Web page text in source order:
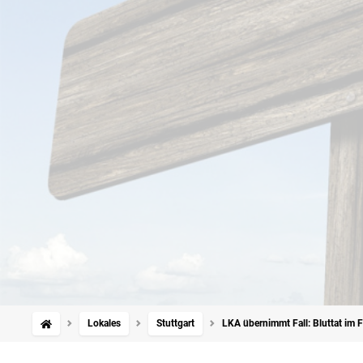
Lokales Stuttgart LKA übernimmt Fall: Bluttat im